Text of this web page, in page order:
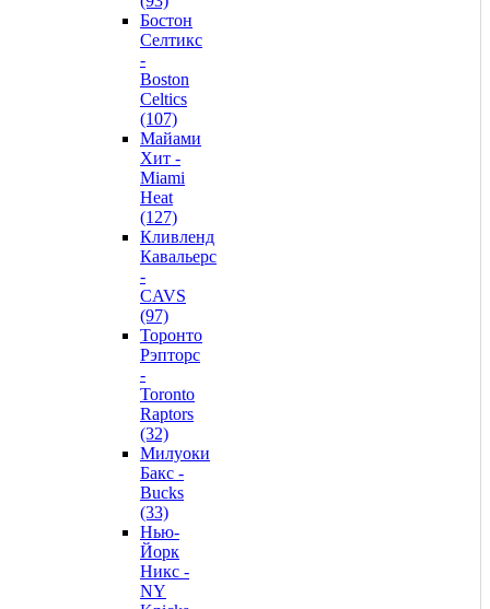
Бостон
Селтикс
-
Boston
Celtics
(107)
Майами
Хит -
Miami
Heat
(127)
Кливленд
Кавальерс
-
CAVS
(97)
Торонто
Рэпторс
-
Toronto
Raptors
(32)
Милуоки
Бакс -
Bucks
(33)
Нью-
Йорк
Никс -
NY